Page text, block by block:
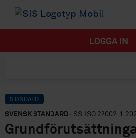
LOGGA IN
STANDARD
SVENSK STANDARD · SS-ISO 22002-